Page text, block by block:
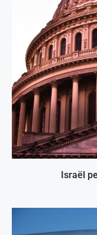
Israël